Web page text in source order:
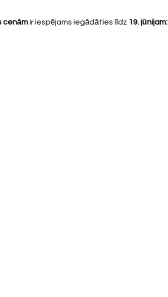
cenām ir iespējams iegādāties līdz 19. jūnijam: